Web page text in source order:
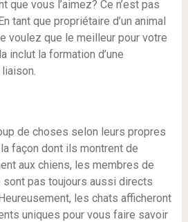
que vous l’aimez? Ce n’est pas
tant que propriétaire d’un animal
voulez que le meilleur pour votre
inclut la formation d’une
de choses selon leurs propres
façon dont ils montrent de
aux chiens, les membres de
pas toujours aussi directs
les chats afficheront
uniques pour vous faire savoir